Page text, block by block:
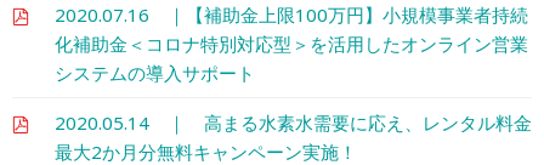
2020.07.16 ｜【補助金上限100万円】小規模事業者持続
化補助金＜コロナ特別対応型＞を活用したオンライン営業
システムの導入サポート
2020.05.14 ｜ 高まる水素水需要に応え、レンタル料金
最大2か月分無料キャンペーン実施！